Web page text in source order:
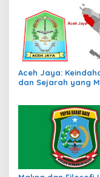
Aceh Jaya:
dan Sejarah yang